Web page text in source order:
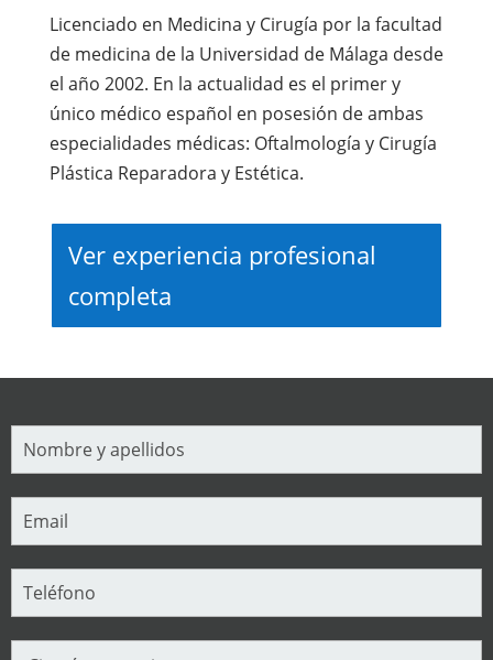
Licenciado en Medicina y Cirugía por la facultad
de medicina de la Universidad de Málaga desde
el año 2002. En la actualidad es el primer y
único médico español en posesión de ambas
especialidades médicas: Oftalmología y Cirugía
Plástica Reparadora y Estética.
Ver experiencia profesional
completa